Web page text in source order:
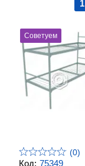
1
Код: 75349
Советуем
(0)